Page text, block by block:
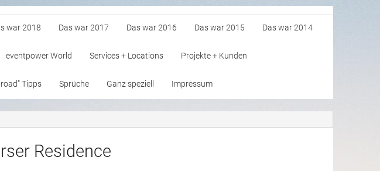
war 2018 Das war 2017 Das war 2016 Das war 2015 Das war 2014
eventpower World Services + Locations Projekte + Kunden
Tipps Sprüche Ganz speziell Impressum
Residence